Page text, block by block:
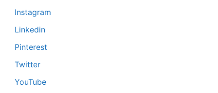
Instagram
Linkedin
Pinterest
Twitter
YouTube